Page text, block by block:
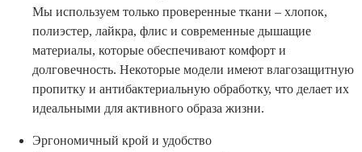
Мы используем только проверенные ткани – хлопок,
полиэстер, лайкра, флис и современные дышащие
материалы, которые обеспечивают комфорт и
долговечность. Некоторые модели имеют влагозащитную
пропитку и антибактериальную обработку, что делает их
идеальными для активного образа жизни.
Эргономичный крой и удобство